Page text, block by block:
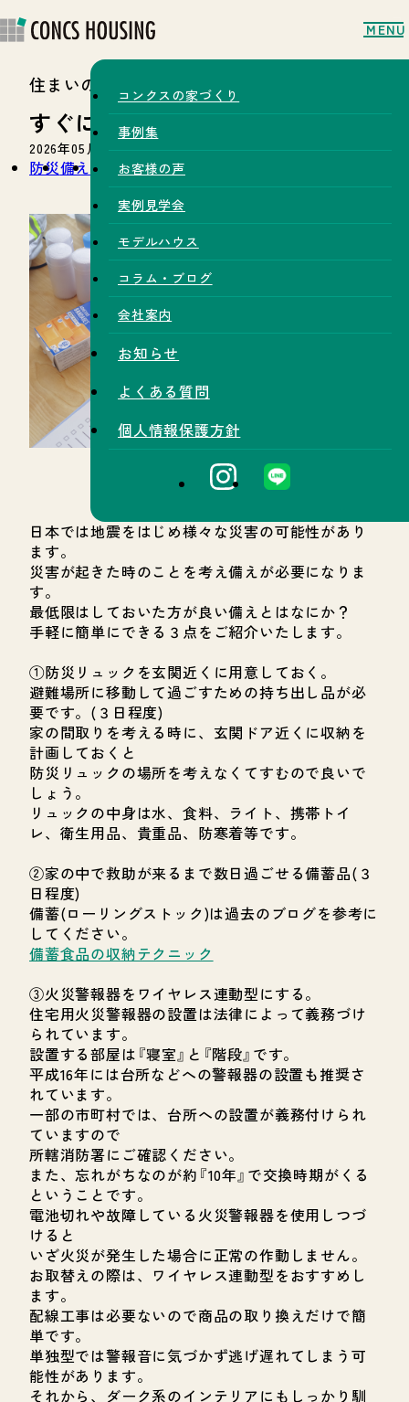
MENU
コンクスの家づくり
事例集
お客様の声
実例見学会
モデルハウス
コラム・ブログ
会社案内
お知らせ
よくある質問
個人情報保護方針
住まいのコラム
すぐにできる防災の備えとは何か
2026年05月15日
防災備え 玄関ドア
日本では地震をはじめ様々な災害の可能性があり
ます。
災害が起きた時のことを考え備えが必要になりま
す。
最低限はしておいた方が良い備えとはなにか？
手軽に簡単にできる３点をご紹介いたします。
①防災リュックを玄関近くに用意しておく。
避難場所に移動して過ごすための持ち出し品が必
要です。(３日程度)
家の間取りを考える時に、玄関ドア近くに収納を
計画しておくと
防災リュックの場所を考えなくてすむので良いで
しょう。
リュックの中身は水、食料、ライト、携帯トイ
レ、衛生用品、貴重品、防寒着等です。
②家の中で救助が来るまで数日過ごせる備蓄品(３
日程度)
備蓄(ローリングストック)は過去のブログを参考に
してください。
備蓄食品の収納テクニック
③火災警報器をワイヤレス連動型にする。
住宅用火災警報器の設置は法律によって義務づけ
られています。
設置する部屋は『寝室』と『階段』です。
平成16年には台所などへの警報器の設置も推奨さ
れています。
一部の市町村では、台所への設置が義務付けられ
ていますので
所轄消防署にご確認ください。
また、忘れがちなのが約『10年』で交換時期がくる
ということです。
電池切れや故障している火災警報器を使用しつづ
けると
いざ火災が発生した場合に正常の作動しません。
お取替えの際は、ワイヤレス連動型をおすすめし
ます。
配線工事は必要ないので商品の取り換えだけで簡
単です。
単独型では警報音に気づかず逃げ遅れてしまう可
能性があります。
それから、ダーク系のインテリアにもしっかり馴